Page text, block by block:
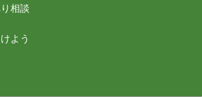
相談
よう